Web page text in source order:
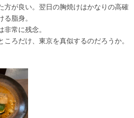
方が良い。翌日の胸焼けはかなりの高確
脂身。
常に残念。
ろだけ、東京を真似するのだろうか。